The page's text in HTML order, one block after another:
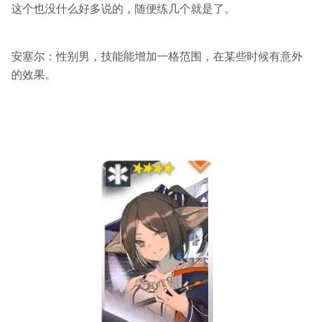
这个也没什么好多说的，随便练几个就是了。
安塞尔：性别男，技能能增加一格范围，在某些时候有意外
的效果。